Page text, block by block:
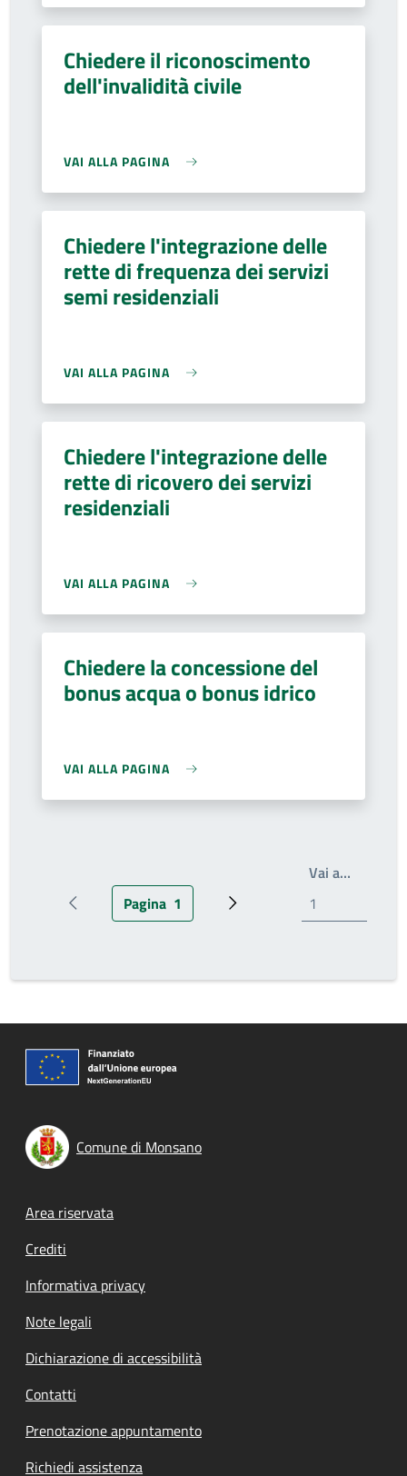
Chiedere il riconoscimento
dell'invalidità civile
VAI ALLA PAGINA
Chiedere l'integrazione delle
rette di frequenza dei servizi
semi residenziali
VAI ALLA PAGINA
Chiedere l'integrazione delle
rette di ricovero dei servizi
residenziali
VAI ALLA PAGINA
Chiedere la concessione del
bonus acqua o bonus idrico
VAI ALLA PAGINA
Pagina precedentePagina attuale
Pagina 1 Pagina successiva
Vai a…
Comune di Monsano
Footer menu
Area riservata
Crediti
Informativa privacy
Note legali
Dichiarazione di accessibilità
Contatti
Prenotazione appuntamento
Richiedi assistenza